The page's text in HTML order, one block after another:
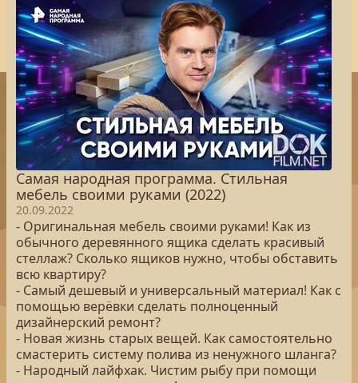
Самая народная программа. Стильная
мебель своими руками (2022)
20.09.2022
- Оригинальная мебель своими руками! Как из
обычного деревянного ящика сделать красивый
стеллаж? Сколько ящиков нужно, чтобы обставить
всю квартиру?
- Самый дешевый и универсальный материал! Как с
помощью верёвки сделать полноценный
дизайнерский ремонт?
- Новая жизнь старых вещей. Как самостоятельно
смастерить систему полива из ненужного шланга?
- Народный лайфхак. Чистим рыбу при помощи